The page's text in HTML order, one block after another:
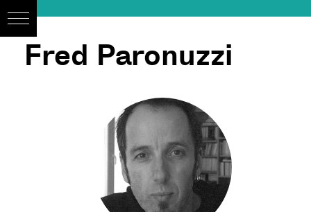
Fred Paronuzzi